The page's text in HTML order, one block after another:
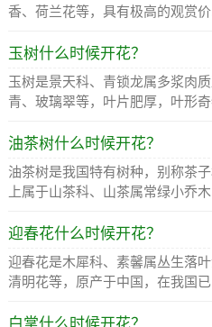
香、荷兰花等，具有极高的观赏
玉树什么时候开花？
玉树是景天科、青锁龙属多浆肉
青、玻璃翠等，叶片肥厚，叶形
油茶树什么时候开花？
油茶树是我国特有树种，别称茶
上属于山茶科、山茶属常绿小乔
迎春花什么时候开花？
迎春花是木犀科、素馨属丛生落
清明花等，原产于中国，在我国